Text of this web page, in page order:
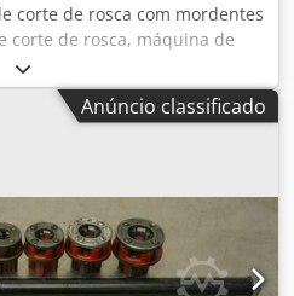
corte de rosca com mordentes
corte de rosca, máquina de
de tubo Dodpfod Scp Tjx
- 1 polegada -Dimensões:
Anúncio classificado